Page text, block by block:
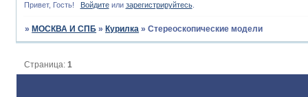
Привет, Гость! Войдитеили зарегистрируйтесь.
» МОСКВА И СПБ » Курилка »Стереоскопические модели
Страница:1